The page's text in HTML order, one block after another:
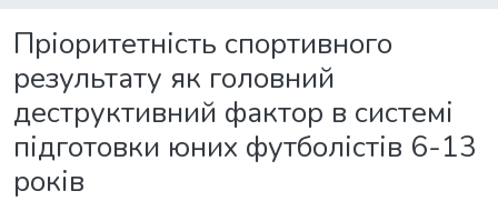
Пріоритетність спортивного
результату як головний
деструктивний фактор в системі
підготовки юних футболістів 6-13
років